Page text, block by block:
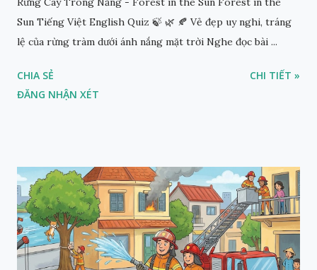
Sun Tiếng Việt English Quiz 🍃 🌿 🍂 Vẻ đẹp uy nghi, tráng
lệ của rừng tràm dưới ánh nắng mặt trời Nghe đọc bài ...
CHIA SẺ
ĐĂNG NHẬN XÉT
CHI TIẾT »